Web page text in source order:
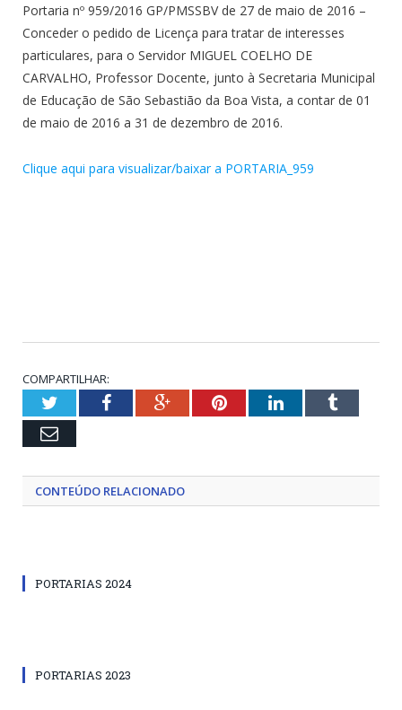
Portaria nº 959/2016 GP/PMSSBV de 27 de maio de 2016 –
Conceder o pedido de Licença para tratar de interesses
particulares, para o Servidor MIGUEL COELHO DE
CARVALHO, Professor Docente, junto à Secretaria Municipal
de Educação de São Sebastião da Boa Vista, a contar de 01
de maio de 2016 a 31 de dezembro de 2016.
Clique aqui para visualizar/baixar a PORTARIA_959
COMPARTILHAR:
TwitterFacebookGoogle+PinterestLinkedInTumblr
Email
CONTEÚDO RELACIONADO
PORTARIAS 2024
PORTARIAS 2023